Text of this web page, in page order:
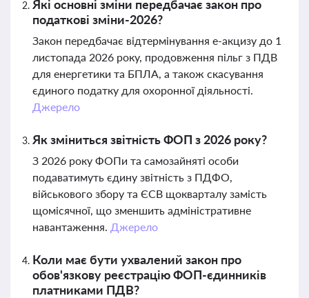
Які основні зміни передбачає закон про
податкові зміни-2026?
Закон передбачає відтермінування е-акцизу до 1
листопада 2026 року, продовження пільг з ПДВ
для енергетики та БПЛА, а також скасування
єдиного податку для охоронної діяльності.
Джерело
Як зміниться звітність ФОП з 2026 року?
З 2026 року ФОПи та самозайняті особи
подаватимуть єдину звітність з ПДФО,
військового збору та ЄСВ щокварталу замість
щомісячної, що зменшить адміністративне
навантаження. Джерело
Коли має бути ухвалений закон про
обов'язкову реєстрацію ФОП-єдинників
платниками ПДВ?